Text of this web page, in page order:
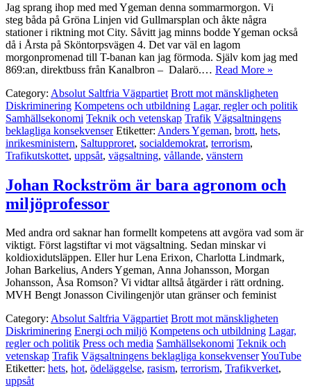
Jag sprang ihop med med Ygeman denna sommarmorgon. Vi
steg båda på Gröna Linjen vid Gullmarsplan och åkte några
stationer i riktning mot City. Såvitt jag minns bodde Ygeman också
då i Årsta på Sköntorpsvägen 4. Det var väl en lagom
morgonpromenad till T-banan kan jag förmoda. Själv kom jag med
869:an, direktbuss från Kanalbron – Dalarö.… Read More »
Category: Absolut Saltfria Vägpartiet Brott mot mänskligheten
Diskriminering Kompetens och utbildning Lagar, regler och politik
Samhällsekonomi Teknik och vetenskap Trafik Vägsaltningens
beklagliga konsekvenser Etiketter: Anders Ygeman, brott, hets,
inrikesministern, Saltupproret, socialdemokrat, terrorism,
Trafikutskottet, uppsåt, vägsaltning, vållande, vänstern
Johan Rockström är bara agronom och
miljöprofessor
Med andra ord saknar han formellt kompetens att avgöra vad som är
viktigt. Först lagstiftar vi mot vägsaltning. Sedan minskar vi
koldioxidutsläppen. Eller hur Lena Erixon, Charlotta Lindmark,
Johan Barkelius, Anders Ygeman, Anna Johansson, Morgan
Johansson, Åsa Romson? Vi vidtar alltså åtgärder i rätt ordning.
MVH Bengt Jonasson Civilingenjör utan gränser och feminist
Category: Absolut Saltfria Vägpartiet Brott mot mänskligheten
Diskriminering Energi och miljö Kompetens och utbildning Lagar,
regler och politik Press och media Samhällsekonomi Teknik och
vetenskap Trafik Vägsaltningens beklagliga konsekvenserYouTube
Etiketter: hets, hot, ödeläggelse, rasism, terrorism, Trafikverket,
uppsåt